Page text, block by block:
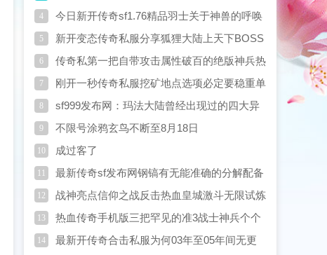
4
今日新开传奇sf1.76精品羽士关于神兽的呼唤
与运用
5
新开变态传奇私服分享狐狸大陆上天下BOSS
刷新点何处
6
传奇私第一把自带攻击属性破百的绝版神兵热
血战刃
7
刚开一秒传奇私服挖矿地点选项必定要稳重单
职业迷失
8
sf999发布网：玛法大陆曾经出现过的四大异
象原来盟重真的下过雪
9 不限号涂鸦玄鸟不断至8月18日
10 成过客了
11 最新传奇sf发布网钢镐有无能准确的分解配备
12
战神亮点信仰之战反击热血皇城激斗无限试炼
对决
13
热血传奇手机版三把罕见的准3战士神兵个个
都是跳点属性超越屠龙
14
最新开传奇合击私服为何03年至05年间无更